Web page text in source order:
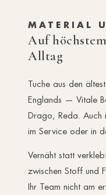
MATERIAL
Auf
Alltag
Tuche aus den
Englands — Vitale
Drago, Reda. Auch
im Service oder in
Vernäht statt
zwischen Stoff und
Ihr Team nicht am